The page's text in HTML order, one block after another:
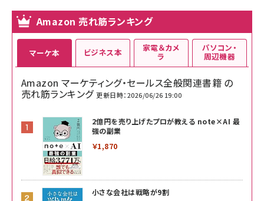
Amazon 売れ筋ランキング
マーケ本
Amazon マーケティング・セールス全般関連書籍 の
売れ筋ランキング 更新日時：2026/06/26 19:00
2億円を売り上げたプロが教える note×AI 最
強の副業
￥1,870
小さな会社は戦略が9割
ビジネス本 家電＆カメ
ラ
パソコン・
周辺機器